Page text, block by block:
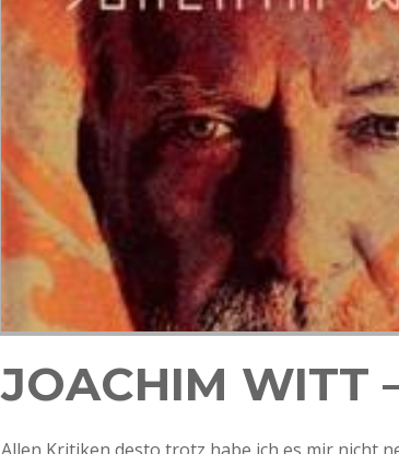
the
JOACHIM WITT